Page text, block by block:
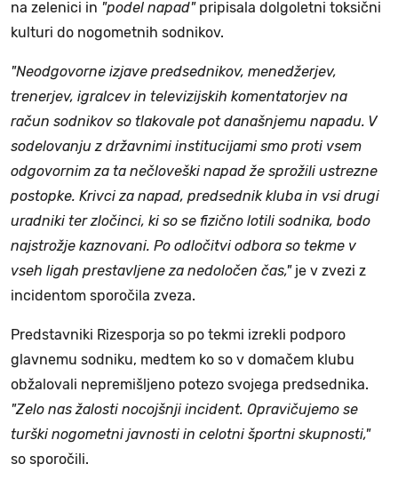
na zelenici in "podel napad" pripisala dolgoletni toksični
kulturi do nogometnih sodnikov.
"Neodgovorne izjave predsednikov, menedžerjev,
trenerjev, igralcev in televizijskih komentatorjev na
račun sodnikov so tlakovale pot današnjemu napadu. V
sodelovanju z državnimi institucijami smo proti vsem
odgovornim za ta nečloveški napad že sprožili ustrezne
postopke. Krivci za napad, predsednik kluba in vsi drugi
uradniki ter zločinci, ki so se fizično lotili sodnika, bodo
najstrožje kaznovani. Po odločitvi odbora so tekme v
vseh ligah prestavljene za nedoločen čas,"je v zvezi z
incidentom sporočila zveza.
Predstavniki Rizesporja so po tekmi izrekli podporo
glavnemu sodniku, medtem ko so v domačem klubu
obžalovali nepremišljeno potezo svojega predsednika.
"Zelo nas žalosti nocojšnji incident. Opravičujemo se
turški nogometni javnosti in celotni športni skupnosti,"
so sporočili.